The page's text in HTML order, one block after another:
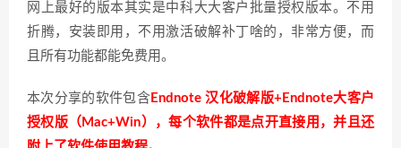
网上最好的版本其实是中科大大客户批量授权版本。不用
折腾，安装即用，不用激活破解补丁啥的，非常方便，而
且所有功能都能免费用。
本次分享的软件包含 Endnote 汉化破解版+Endnote大客户
授权版（Mac+Win），每个软件都是点开直接用，并且还